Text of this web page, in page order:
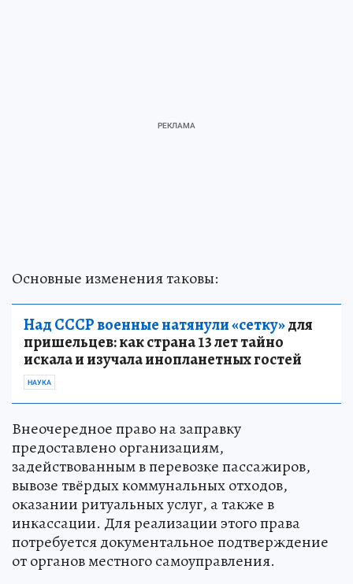
Основные изменения таковы:
Над СССР военные натянули «сетку»для
пришельцев: как страна 13 лет тайно
искала и изучала инопланетных гостей
НАУКА
Внеочередное право на заправку
предоставлено организациям,
задействованным в перевозке пассажиров,
вывозе твёрдых коммунальных отходов,
оказании ритуальных услуг, а также в
инкассации. Для реализации этого права
потребуется документальное подтверждение
от органов местного самоуправления.